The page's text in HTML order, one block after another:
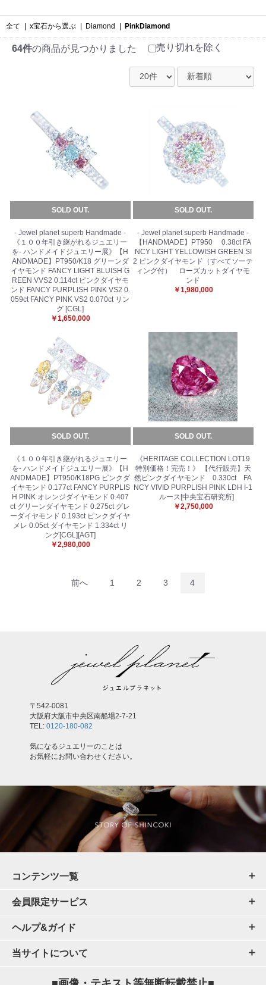
全て | x宝石から選ぶ | Diamond | PinkDiamond
64件の商品が見つかりました 売り切れを除く
SOLD OUT.
- Jewel planet superb Handmade -
《１００年引き継がれるジュエリー
を- ハンドメイドジュエリー展》【H
ANDMADE】PT950/K18 グリーンダ
イヤモンド FANCY LIGHT BLUISH G
REEN VVS2 0.114ct ピンクダイヤモ
ンド FANCY PURPLISH PINK VS2 0.
059ct FANCY PINK VS2 0.070ct リン
グ [CGL]
￥1,650,000
SOLD OUT.
- Jewel planet superb Handmade -
【HANDMADE】PT950 0.38ct FA
NCY LIGHT YELLOWISH GREEN SI
2 ピンクダイヤモンド（すべてソーテ
ィング付） ローズカットダイヤモ
ンド
￥1,980,000
SOLD OUT.
《１００年引き継がれるジュエリー
を- ハンドメイドジュエリー展》【H
ANDMADE】PT950/K18PG ピンクダ
イヤモンド 0.177ct FANCY PURPLIS
H PINK オレンジダイヤモンド 0.407
ct グリーンダイヤモンド 0.275ct グレ
ーダイヤモンド 0.193ct ピンクダイヤ
メレ 0.05ct ダイヤモンド 1.334ct リ
ング[CGL][AGT]
￥2,980,000
SOLD OUT.
《HERITAGE COLLECTION LOT19
特別価格！完売！》 【代行販売】天
然ピンクダイヤモンド 0.330ct FA
NCY VIVID PURPLISH PINK LDH I-1
ルース[中央宝石研究所]
￥2,750,000
前へ 1 2 3 4
〒542-0081
大阪府大阪市中央区南船場2-7-21
TEL: 0120-180-082
気になるジュエリーのことは
お気軽にお問い合わせください。
コンテンツ一覧
会員限定サービス
ヘルプ&ガイド
当サイトについて